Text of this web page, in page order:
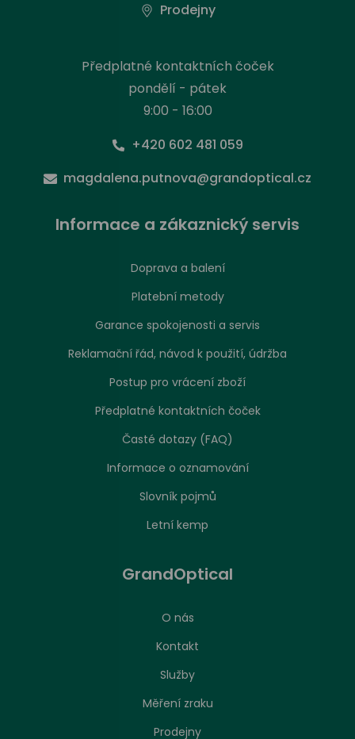
Prodejny
Předplatné kontaktních čoček
pondělí - pátek
9:00 - 16:00
+420 602 481 059
magdalena.putnova@grandoptical.cz
Informace a zákaznický servis
Doprava a balení
Platební metody
Garance spokojenosti a servis
Reklamační řád, návod k použití, údržba
Postup pro vrácení zboží
Předplatné kontaktních čoček
Časté dotazy (FAQ)
Informace o oznamování
Slovník pojmů
Letní kemp
GrandOptical
O nás
Kontakt
Služby
Měření zraku
Prodejny